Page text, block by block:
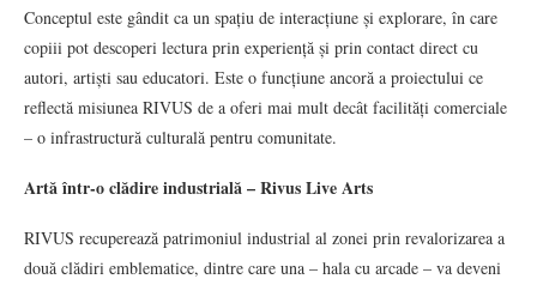
Conceptul este gândit ca un spațiu de interacțiune și explorare, în care
copiii pot descoperi lectura prin experiență și prin contact direct cu
autori, artiști sau educatori. Este o funcțiune ancoră a proiectului ce
reflectă misiunea RIVUS de a oferi mai mult decât facilități comerciale
– o infrastructură culturală pentru comunitate.
Artă într-o clădire industrială – Rivus Live Arts
RIVUS recuperează patrimoniul industrial al zonei prin revalorizarea a
două clădiri emblematice, dintre care una – hala cu arcade – va deveni